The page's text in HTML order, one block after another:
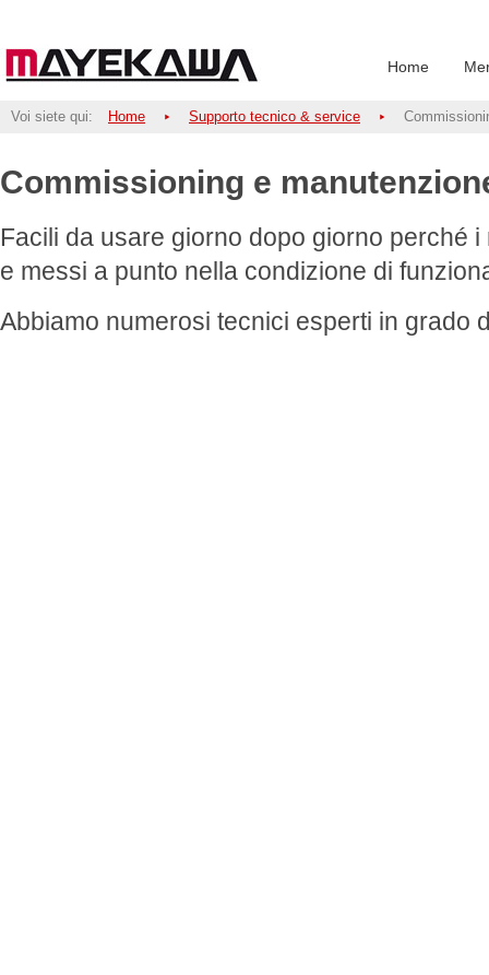
Home
Voi siete qui: Home Supporto tecnico & service
Commissioning e
Facili da usare giorno dopo giorno perché
e messi a punto nella condizione di
Abbiamo numerosi tecnici esperti in grado